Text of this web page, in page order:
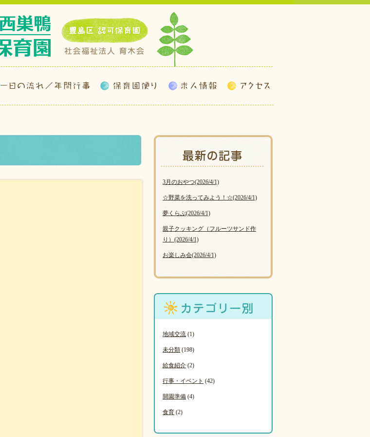
3月のおやつ(2026/4/1)
☆野菜を洗ってみよう！☆(2026/4/1)
夢くらぶ(2026/4/1)
親子クッキング（フルーツサンド作
り） (2026/4/1)
お楽しみ会(2026/4/1)
地域交流 (1)
未分類 (198)
給食紹介 (2)
行事・イベント (42)
開園準備 (4)
食育 (2)